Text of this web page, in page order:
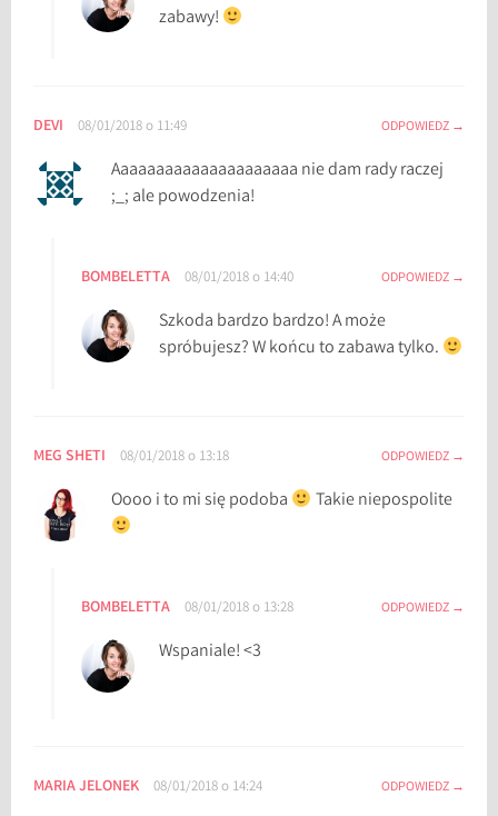
z
0
,
i
e
B
k
e
zabawy!
DEVI 08/01/2018 o 11:49 ODPOWIEDZ
Aaaaaaaaaaaaaaaaaaaaa nie dam rady raczej
;_; ale powodzenia!
BOMBELETTA 08/01/2018 o 14:40 ODPOWIEDZ
Szkoda bardzo bardzo! A może
spróbujesz? W końcu to zabawa tylko.
MEG SHETI 08/01/2018 o 13:18 ODPOWIEDZ
Oooo i to mi się podoba Takie niepospolite
BOMBELETTA 08/01/2018 o 13:28 ODPOWIEDZ
Wspaniale! <3
MARIA JELONEK 08/01/2018 o 14:24 ODPOWIEDZ